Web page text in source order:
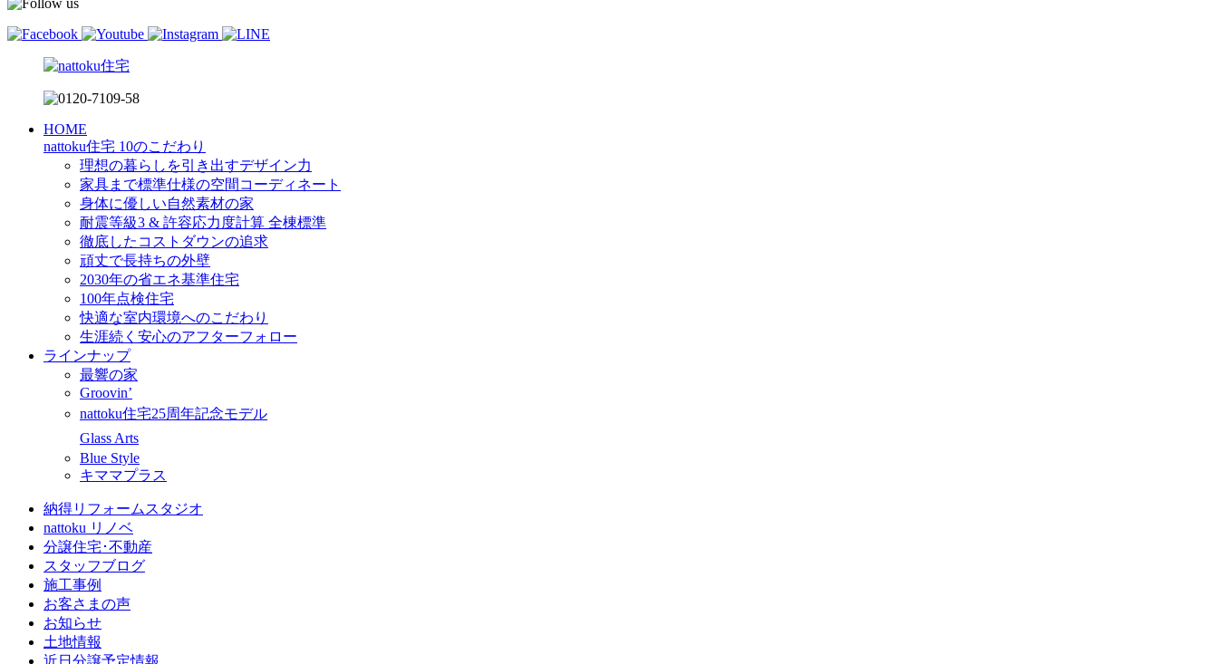
HOME
nattoku住宅 10のこだわり
理想の暮らしを引き出すデザイン力
家具まで標準仕様の空間コーディネート
身体に優しい自然素材の家
耐震等級3 & 許容応力度計算 全棟標準
徹底したコストダウンの追求
頑丈で長持ちの外壁
2030年の省エネ基準住宅
100年点検住宅
快適な室内環境へのこだわり
生涯続く安心のアフターフォロー
ラインナップ
最響の家
Groovin’
nattoku住宅25周年記念モデル
Glass Arts
Blue Style
キママプラス
納得リフォームスタジオ
nattoku リノベ
分譲住宅･不動産
スタッフブログ
施工事例
お客さまの声
お知らせ
土地情報
近日分譲予定情報